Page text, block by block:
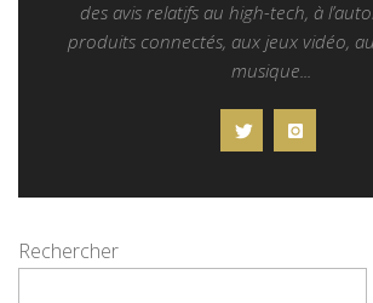
des avis relatifs au high-tech, à
produits connectés, aux jeux vidéo,
musique...
Rechercher